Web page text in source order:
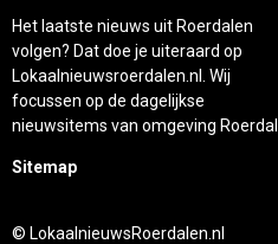
Het laatste nieuws uit Roerdalen
volgen? Dat doe je uiteraard op
Lokaalnieuwsroerdalen.nl. Wij
focussen op de dagelijkse
nieuwsitems van omgeving
Sitemap
© LokaalnieuwsRoerdalen.nl